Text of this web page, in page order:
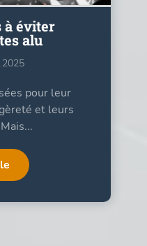
à éviter
alu
pour leur
et leurs